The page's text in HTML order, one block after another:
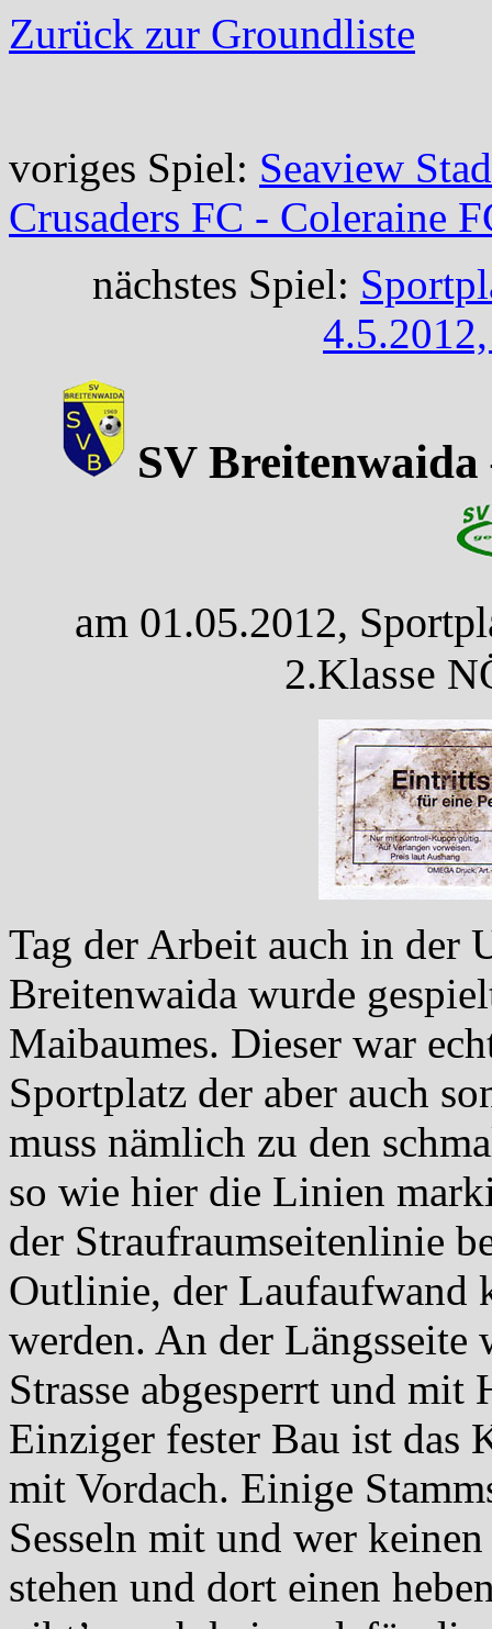
Zurück zur Groundliste
voriges Spiel: Seaview
Crusaders FC - Coleraine
nächstes Spiel:
SV Breitenwaida
am 01.05.2012,
2.Klasse
Tag der Arbeit auch in der
Breitenwaida wurde
Maibaumes. Dieser war
Sportplatz der aber auch
muss nämlich zu den
so wie hier die Linien
der Straufraumseitenlinie
Outlinie, der Laufaufwand
werden. An der
Strasse abgesperrt und mit
Einziger fester Bau ist das
mit Vordach. Einige
Sesseln mit und wer
stehen und dort einen